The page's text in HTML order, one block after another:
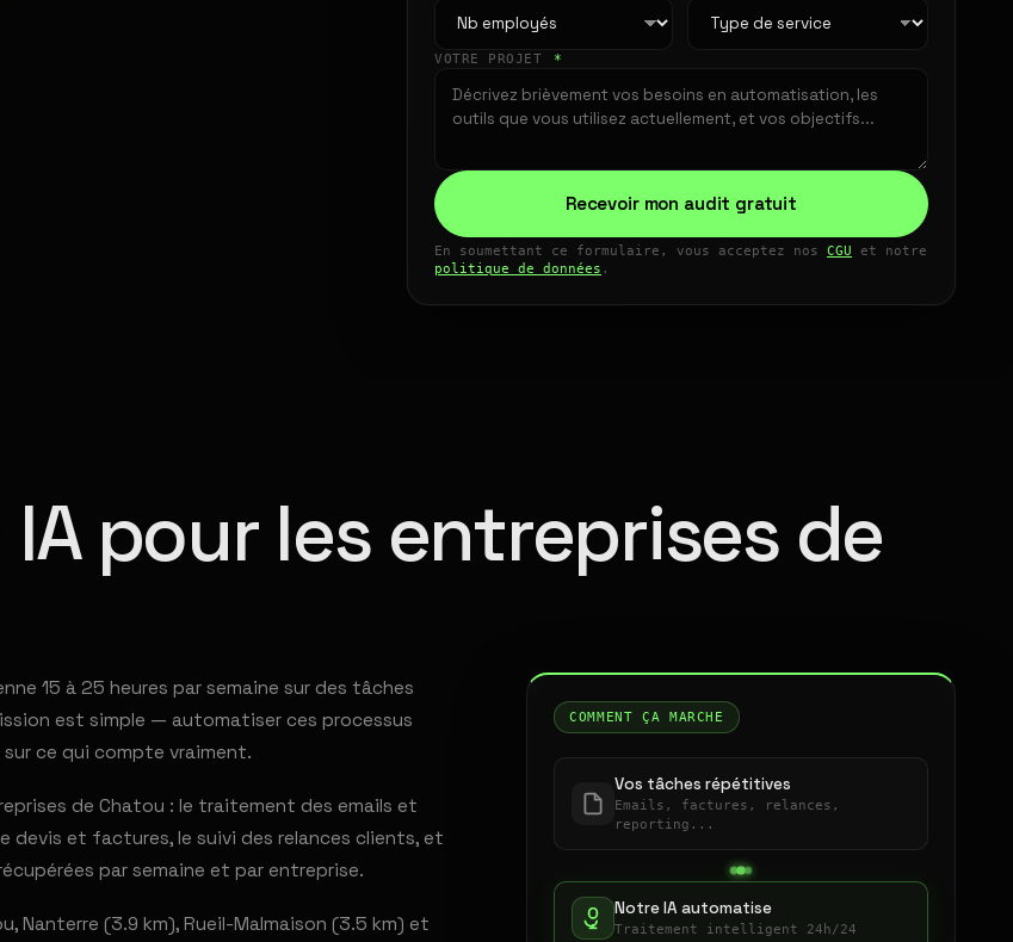
VOTRE PROJET *
Recevoir mon audit gratuit
En soumettant ce formulaire, vous acceptez nos CGU et notre
politique de données .
pour les entreprises de
15 à 25 heures par semaine sur des tâches
est simple — automatiser ces processus
ce qui compte vraiment.
de Chatou : le traitement des emails et
devis et factures, le suivi des relances clients, et
par semaine et par entreprise.
Nanterre (3.9 km), Rueil-Malmaison (3.5 km) et
COMMENT ÇA MARCHE
Vos tâches répétitives
Emails, factures, relances,
reporting...
Notre IA automatise
Traitement intelligent 24h/24